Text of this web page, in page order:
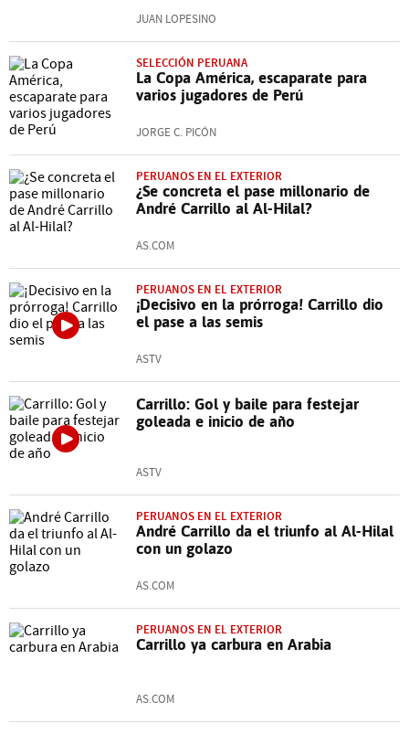
JUAN LOPESINO
SELECCIÓN PERUANA
La Copa América, escaparate para
varios jugadores de Perú
JORGE C. PICÓN
PERUANOS EN EL EXTERIOR
¿Se concreta el pase millonario de
André Carrillo al Al-Hilal?
AS.COM
PERUANOS EN EL EXTERIOR
¡Decisivo en la prórroga! Carrillo dio
el pase a las semis
ASTV
Carrillo: Gol y baile para festejar
goleada e inicio de año
ASTV
PERUANOS EN EL EXTERIOR
André Carrillo da el triunfo al Al-Hilal
con un golazo
AS.COM
PERUANOS EN EL EXTERIOR
Carrillo ya carbura en Arabia
AS.COM